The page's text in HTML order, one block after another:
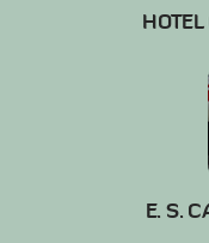
HOTEL
E. S.